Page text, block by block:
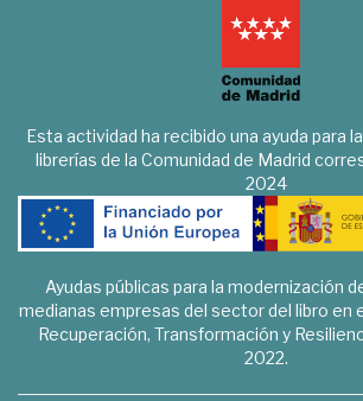
Esta actividad ha recibido una ayuda para
librerías de la Comunidad de Madrid
2024
Ayudas públicas para la modernización
medianas empresas del sector del libro en
Recuperación, Transformación y
2022.